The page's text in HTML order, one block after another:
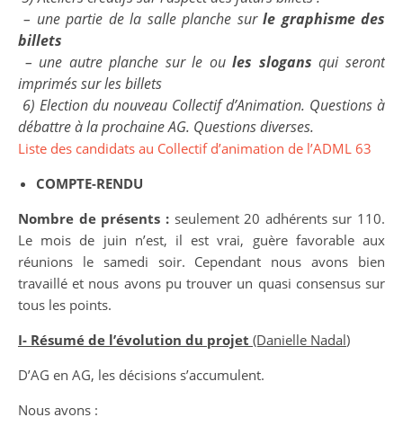
– une partie de la salle planche surle graphisme des
billets
– une autre planche sur le oules slogans qui seront
imprimés sur les billets
6) Election du nouveau Collectif d’Animation. Questions à
débattre à la prochaine AG. Questions diverses.
Liste des candidats au Collectif d’animation de l’ADML 63
COMPTE-RENDU
Nombre de présents : seulement 20 adhérents sur 110.
Le mois de juin n’est, il est vrai, guère favorable aux
réunions le samedi soir. Cependant nous avons bien
travaillé et nous avons pu trouver un quasi consensus sur
tous les points.
I- Résumé de l’évolution du projet (Danielle Nadal)
D’AG en AG, les décisions s’accumulent.
Nous avons :